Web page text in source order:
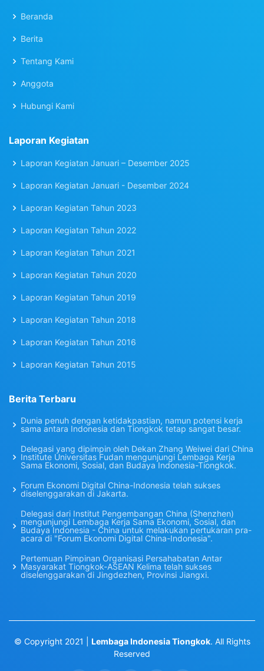
Beranda
Berita
Tentang Kami
Anggota
Hubungi Kami
Laporan Kegiatan
Laporan Kegiatan Januari – Desember 2025
Laporan Kegiatan Januari - Desember 2024
Laporan Kegiatan Tahun 2023
Laporan Kegiatan Tahun 2022
Laporan Kegiatan Tahun 2021
Laporan Kegiatan Tahun 2020
Laporan Kegiatan Tahun 2019
Laporan Kegiatan Tahun 2018
Laporan Kegiatan Tahun 2016
Laporan Kegiatan Tahun 2015
Berita Terbaru
Dunia penuh dengan ketidakpastian, namun potensi kerja
sama antara Indonesia dan Tiongkok tetap sangat besar.
Delegasi yang dipimpin oleh Dekan Zhang Weiwei dari China
Institute Universitas Fudan mengunjungi Lembaga Kerja
Sama Ekonomi, Sosial, dan Budaya Indonesia-Tiongkok.
Forum Ekonomi Digital China-Indonesia telah sukses
diselenggarakan di Jakarta.
Delegasi dari Institut Pengembangan China (Shenzhen)
mengunjungi Lembaga Kerja Sama Ekonomi, Sosial, dan
Budaya Indonesia - China untuk melakukan pertukaran pra-
acara di "Forum Ekonomi Digital China-Indonesia".
Pertemuan Pimpinan Organisasi Persahabatan Antar
Masyarakat Tiongkok-ASEAN Kelima telah sukses
diselenggarakan di Jingdezhen, Provinsi Jiangxi.
© Copyright 2021 | Lembaga Indonesia Tiongkok. All Rights
Reserved